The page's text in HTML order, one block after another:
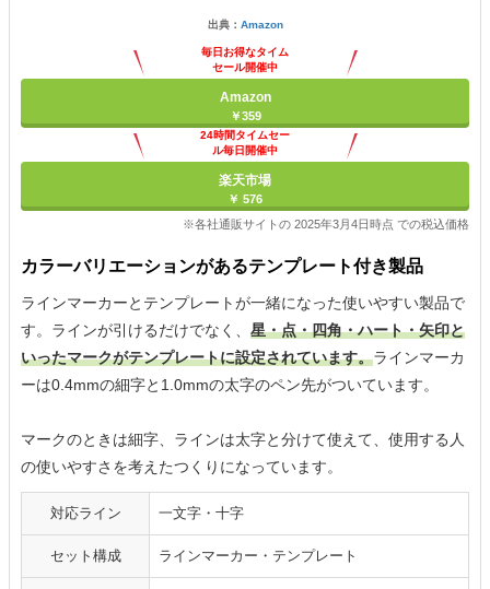
出典： Amazon
毎日お得なタイム
セール開催中
Amazon
￥359
24時間タイムセー
ル毎日開催中
楽天市場
￥ 576
※各社通販サイトの 2025年3月4日時点 での税込価格
カラーバリエーションがあるテンプレート付き製品
ラインマーカーとテンプレートが一緒になった使いやすい製品で
す。ラインが引けるだけでなく、 星・点・四角・ハート・矢印と
いったマークがテンプレートに設定されています。ラインマーカ
ーは0.4mmの細字と1.0mmの太字のペン先がついています。
マークのときは細字、ラインは太字と分けて使えて、使用する人
の使いやすさを考えたつくりになっています。
対応ライン 一文字・十字
セット構成 ラインマーカー・テンプレート